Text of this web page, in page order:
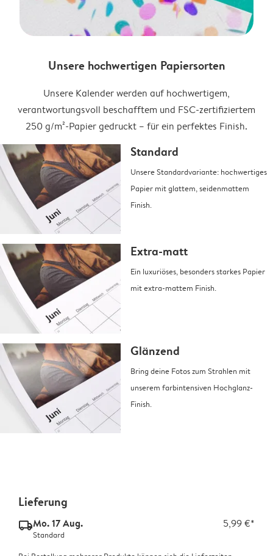
Unsere hochwertigen Papiersorten
Unsere Kalender werden auf hochwertigem,
verantwortungsvoll beschafftem und FSC-zertifiziertem
250 g/m²-Papier gedruckt – für ein perfektes Finish.
Standard
Unsere Standardvariante: hochwertiges
Papier mit glattem, seidenmattem
Finish.
Extra-matt
Ein luxuriöses, besonders starkes Papier
mit extra-mattem Finish.
Glänzend
Bring deine Fotos zum Strahlen mit
unserem farbintensiven Hochglanz-
Finish.
Lieferung
delivery_standard_v2Mo. 17 Aug. 5,99 €*
Standard